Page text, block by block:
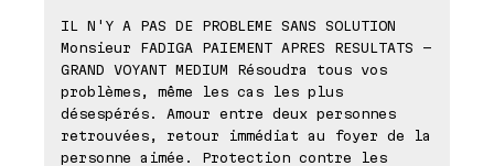
IL N'Y A PAS DE PROBLEME SANS SOLUTION
Monsieur FADIGA PAIEMENT APRES RESULTATS -
GRAND VOYANT MEDIUM Résoudra tous vos
problèmes, même les cas les plus
désespérés. Amour entre deux personnes
retrouvées, retour immédiat au foyer de la
personne aimée. Protection contre les